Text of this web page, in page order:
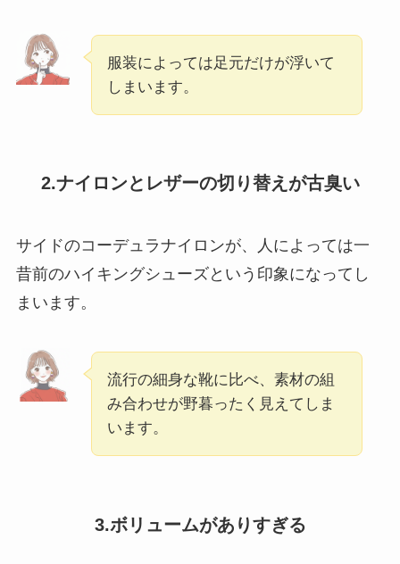
服装によっては足元だけが浮いて
しまいます。
2.ナイロンとレザーの切り替えが古臭い
サイドのコーデュラナイロンが、人によっては一
昔前のハイキングシューズという印象になってし
まいます。
流行の細身な靴に比べ、素材の組
み合わせが野暮ったく見えてしま
います。
3.ボリュームがありすぎる